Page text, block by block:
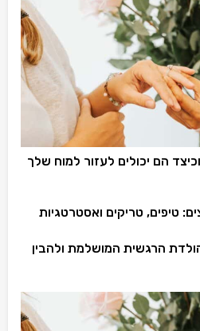
הם יכולים לעזור למוח שלך
טיפים, טריקים ואסטרטגיות
הרגשית המושלמת ולהבין